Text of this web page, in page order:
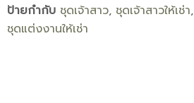
ป้ายกำกับ ชุดเจ้าสาว, ชุดเจ้าสาวให้เช่า,
ชุดแต่งงานให้เช่า